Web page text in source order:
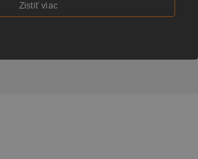
Zistiť viac